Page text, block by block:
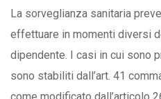
La sorveglianza sanitaria
effettuare in momenti diversi
dipendente. I casi in cui sono
sono stabiliti dall’art. 41